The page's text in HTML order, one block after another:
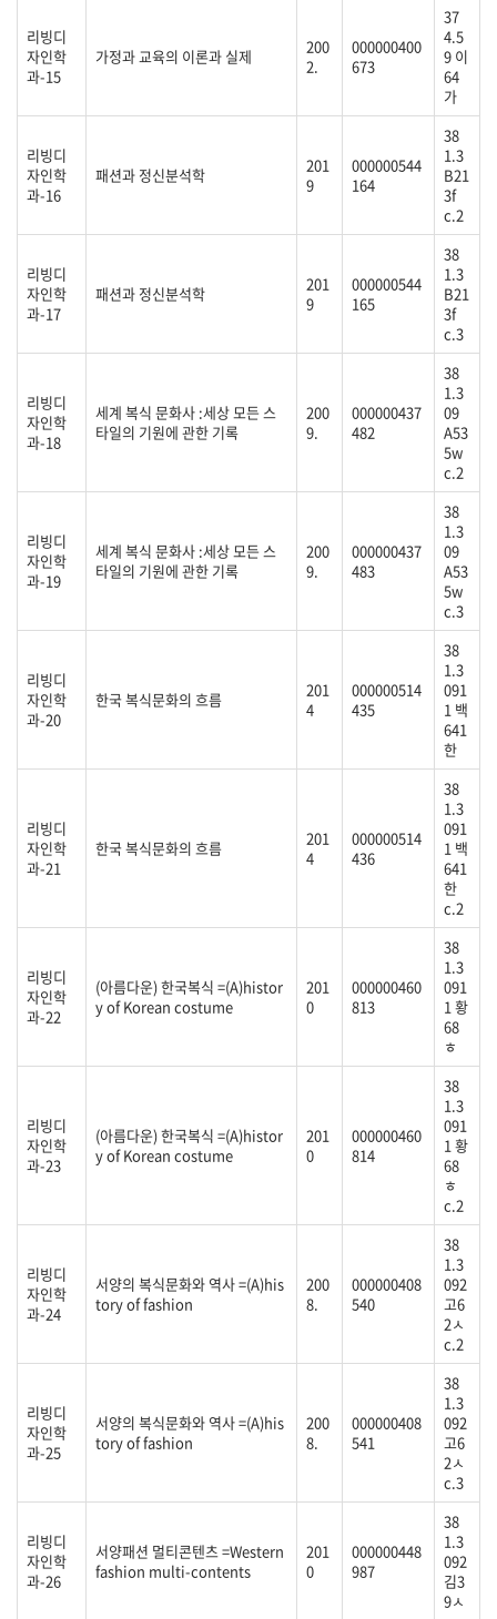
리빙디
자인학
과-15
가정과 교육의 이론과 실제
200
2.
000000400
673
37
4.5
9 이
64
가
리빙디
자인학
과-16
패션과 정신분석학
201
9
000000544
164
38
1.3
B21
3f
c.2
리빙디
자인학
과-17
패션과 정신분석학
201
9
000000544
165
38
1.3
B21
3f
c.3
리빙디
자인학
과-18
세계 복식 문화사 :세상 모든 스
타일의 기원에 관한 기록
200
9.
000000437
482
38
1.3
09
A53
5w
c.2
리빙디
자인학
과-19
세계 복식 문화사 :세상 모든 스
타일의 기원에 관한 기록
200
9.
000000437
483
38
1.3
09
A53
5w
c.3
리빙디
자인학
과-20
한국 복식문화의 흐름
201
4
000000514
435
38
1.3
091
1 백
641
한
리빙디
자인학
과-21
한국 복식문화의 흐름
201
4
000000514
436
38
1.3
091
1 백
641
한
c.2
리빙디
자인학
과-22
(아름다운) 한국복식 =(A)histor
y of Korean costume
201
0
000000460
813
38
1.3
091
1 황
68
ㅎ
리빙디
자인학
과-23
(아름다운) 한국복식 =(A)histor
y of Korean costume
201
0
000000460
814
38
1.3
091
1 황
68
ㅎ
c.2
리빙디
자인학
과-24
서양의 복식문화와 역사 =(A)his
tory of fashion
200
8.
000000408
540
38
1.3
092
고6
2ㅅ
c.2
리빙디
자인학
과-25
서양의 복식문화와 역사 =(A)his
tory of fashion
200
8.
000000408
541
38
1.3
092
고6
2ㅅ
c.3
리빙디
자인학
과-26
서양패션 멀티콘텐츠 =Western
fashion multi-contents
201
0
000000448
987
38
1.3
092
김3
9ㅅ